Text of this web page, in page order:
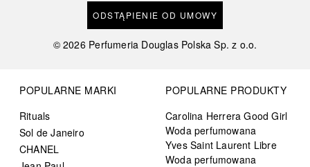
ODSTĄPIENIE OD UMOWY
©2026 Perfumeria Douglas Polska Sp. z o.o.
POPULARNE MARKI
Rituals
Sol de Janeiro
CHANEL
POPULARNE PRODUKTY
Carolina Herrera Good Girl
Woda perfumowana
Yves Saint Laurent Libre
Woda perfumowana